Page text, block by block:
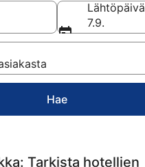
Lähtöpäivä
7.9.
Hae
Tarkista hotellien